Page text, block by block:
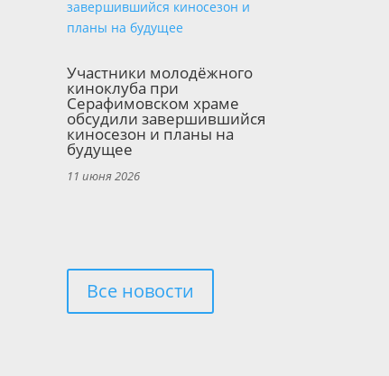
Участники молодёжного
киноклуба при
Серафимовском храме
обсудили завершившийся
киносезон и планы на
будущее
11 июня 2026
Все новости